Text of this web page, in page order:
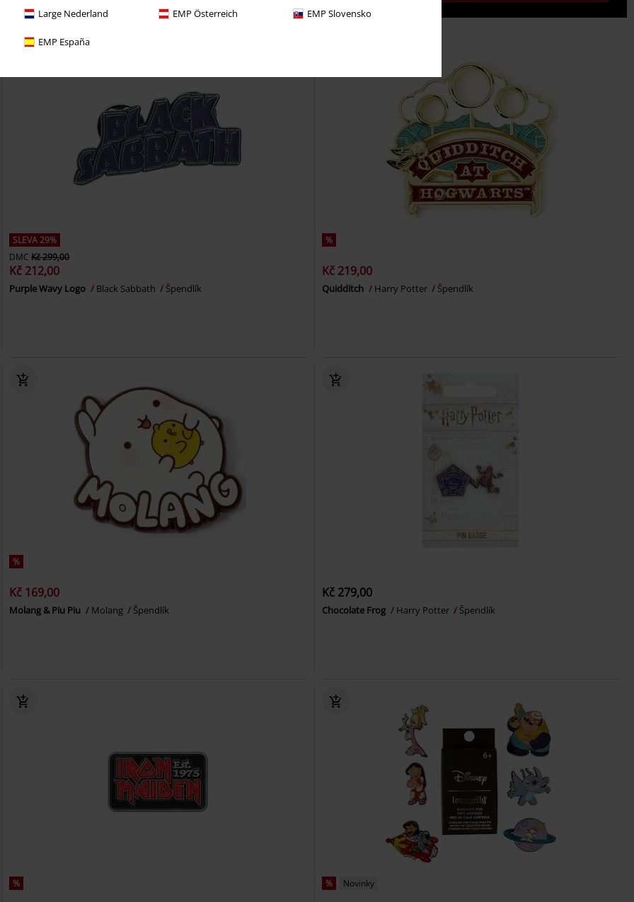
Large Nederland EMP Österreich EMP Slovensko
EMP España
SLEVA 29%
DMC Kč 299,00
Kč 212,00
Purple Wavy Logo Black Sabbath Špendlík
%
Kč 219,00
Quidditch Harry Potter Špendlík
%
Kč 169,00
Molang & Piu Piu Molang Špendlík
Kč 279,00
Chocolate Frog Harry Potter Špendlík
% % Novinky